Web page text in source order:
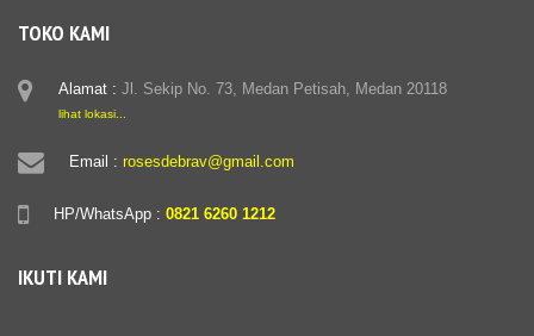
TOKO KAMI
Alamat : Jl. Sekip No. 73, Medan Petisah, Medan 20118
lihat lokasi...
Email : rosesdebrav@gmail.com
HP/WhatsApp : 0821 6260 1212
IKUTI KAMI